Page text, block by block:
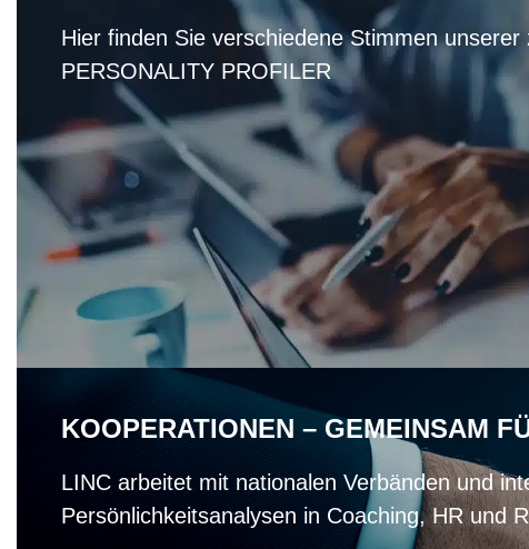
Hier finden Sie verschiedene Stimmen
PERSONALITY PROFILER
KOOPERATIONEN – GEMEINSAM
LINC arbeitet mit nationalen Verbänden und
Persönlichkeitsanalysen in Coaching, HR und